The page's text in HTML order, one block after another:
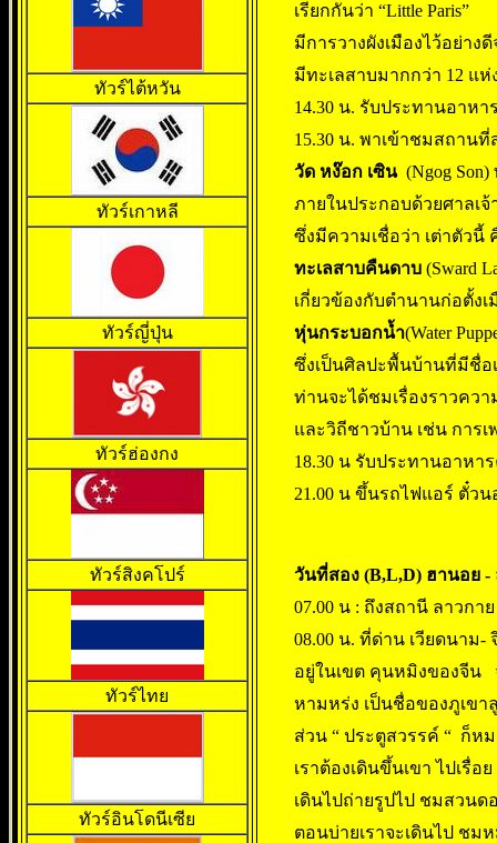
ทัวร์ไต้หวัน
ทัวร์เกาหลี
ทัวร์ญี่ปุ่น
ทัวร์ฮ่องกง
ทัวร์สิงคโปร์
ทัวร์ไทย
ทัวร์อินโดนีเซีย
เรียกกันว่า “Little Paris”
มีการวางผังเมืองไว้อย่า
มีทะเลสาบมากกว่า 12 แ
14.30 น. รับประทานอาห
15.30 น. พาเข้าชมสถาน
วัด หง๊อก เซิน (Ngog
ภายในประกอบด้วยศาลเ
ซึ่งมีความเชื่อว่า เต่าตัวนี้
ทะเลสาบคืนดาบ (Sward
เกี่ยวข้องกับตำนานก่อตั้งเ
หุ่นกระบอกน้ำ(Water
ซึ่งเป็นศิลปะพื้นบ้านที่มีชื่อ
ท่านจะได้ชมเรื่องราวคว
และวิถีชาวบ้าน เช่น การ
18.30 น รับประทานอาหา
21.00 น ขึ้นรถไฟแอร์ ตั๋ว
วันที่สอง (B,L,D) ฮานอย -
07.00 น : ถึงสถานี ลาวกาย
08.00 น. ที่ด่าน เวียดนาม
อยู่ในเขต คุนหมิงของจีน
หามหร่ง เป็นชื่อของภูเข
ส่วน “ ประตูสวรรค์ “ ก็ห
เราต้องเดินขึ้นเขา ไปเรื่
เดินไปถ่ายรูปไป ชมสวนด
ตอนบ่ายเราจะเดินไป ชม